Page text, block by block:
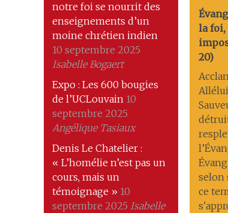
notre foi se nourrit des
enseignements d’un
moine chrétien indien
10 septembre 2025
Isabelle Bogaert
Expo : Les 600 bougies
de l’UCLouvain 10
septembre 2025
Angélique Tasiaux
Denis Le Chatelier :
« L’homélie n’est pas un
cours, mais un
témoignage » 10
septembre 2025 Isabelle
la foi,
20)
selon
ce